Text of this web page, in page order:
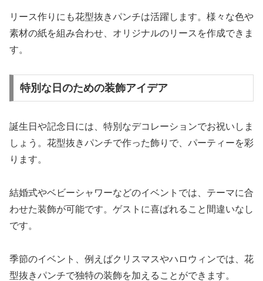
リース作りにも花型抜きパンチは活躍します。様々な色や
素材の紙を組み合わせ、オリジナルのリースを作成できま
す。
特別な日のための装飾アイデア
誕生日や記念日には、特別なデコレーションでお祝いしま
しょう。花型抜きパンチで作った飾りで、パーティーを彩
ります。
結婚式やベビーシャワーなどのイベントでは、テーマに合
わせた装飾が可能です。ゲストに喜ばれること間違いなし
です。
季節のイベント、例えばクリスマスやハロウィンでは、花
型抜きパンチで独特の装飾を加えることができます。